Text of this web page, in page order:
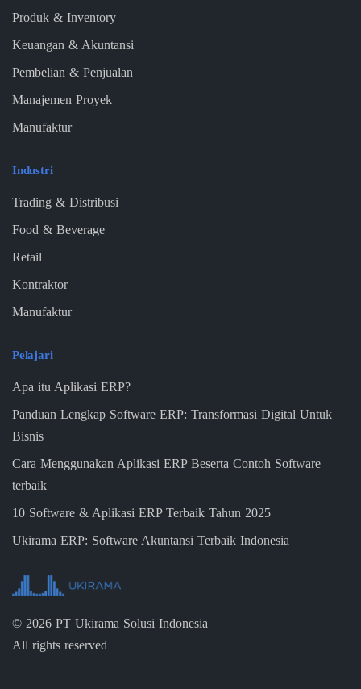
Produk & Inventory
Keuangan & Akuntansi
Pembelian & Penjualan
Manajemen Proyek
Manufaktur
Industri
Trading & Distribusi
Food & Beverage
Retail
Kontraktor
Manufaktur
Pelajari
Apa itu Aplikasi ERP?
Panduan Lengkap Software ERP: Transformasi Digital Untuk
Bisnis
Cara Menggunakan Aplikasi ERP Beserta Contoh Software
terbaik
10 Software & Aplikasi ERP Terbaik Tahun 2025
Ukirama ERP: Software Akuntansi Terbaik Indonesia
© 2026 PT Ukirama Solusi Indonesia
All rights reserved